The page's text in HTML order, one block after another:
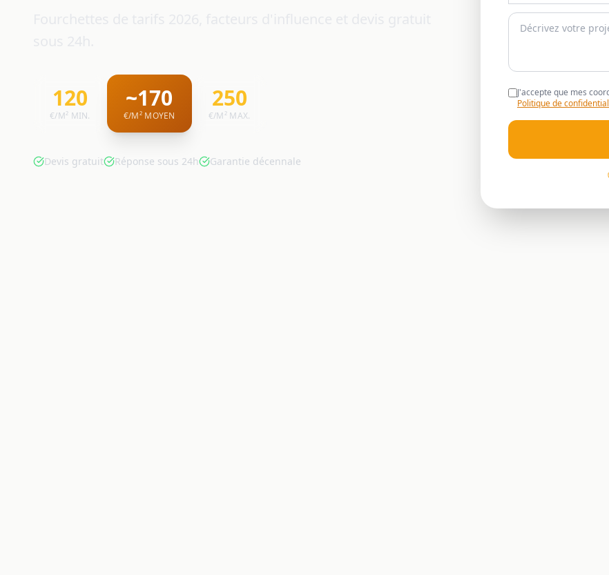
120
€/M² MIN.
~170
€/M² MOYEN
250
€/M² MAX.
Devis gratuit Réponse sous 24h Garantie décennale
J'accepte que mes
Politique de